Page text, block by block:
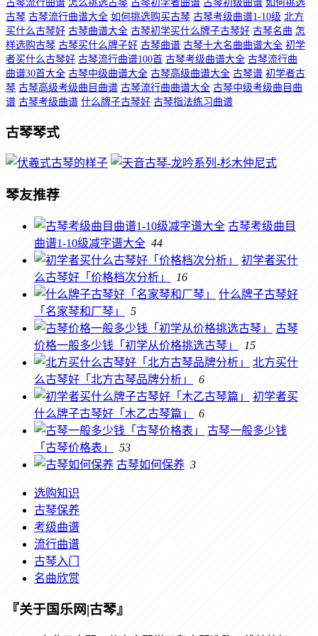
古琴流行曲谱 怎么挑选古琴 古琴初学者曲谱 古琴初级曲谱 如何挑选
古琴 古琴流行曲谱大全 如何挑选购买古琴 古琴考级曲谱1-10级 北方
买什么古琴好 古琴曲谱大全 古琴初学买什么牌子古琴好 古琴名曲 怎
样选购古琴 古琴买什么牌子好 古琴曲谱 古琴十大名曲曲谱大全 初学
者买什么古琴好 古琴流行曲谱100首 古琴考级曲谱大全 古琴流行曲
曲谱30首大全 古琴中级曲谱大全 古琴高级曲谱大全 古琴谱 初学者古
琴 古琴高级考级曲目曲谱 古琴流行曲曲谱大全 古琴中级考级曲目曲
谱 古琴考级曲谱 什么牌子古琴好 古琴指法练习曲谱
古琴琴式
琴友推荐
古琴考级曲目
曲谱1-10级减字谱大全 44
初学者买什
么古琴好「价格档次分析」
16
什么牌子古琴好
「名家琴和厂琴」
5
古琴
价格一般多少钱「初学从价格挑选古琴」
15
北方买什
么古琴好「北方古琴品牌分析」
6
初学者买
什么牌子古琴好「木乙古琴篇」
6
古琴一般多少钱
「古琴价格表」
53
古琴如何保养 3
选购知识
古琴保养
考级曲谱
流行曲谱
古琴入门
名曲欣赏
『关于国乐网|古琴』